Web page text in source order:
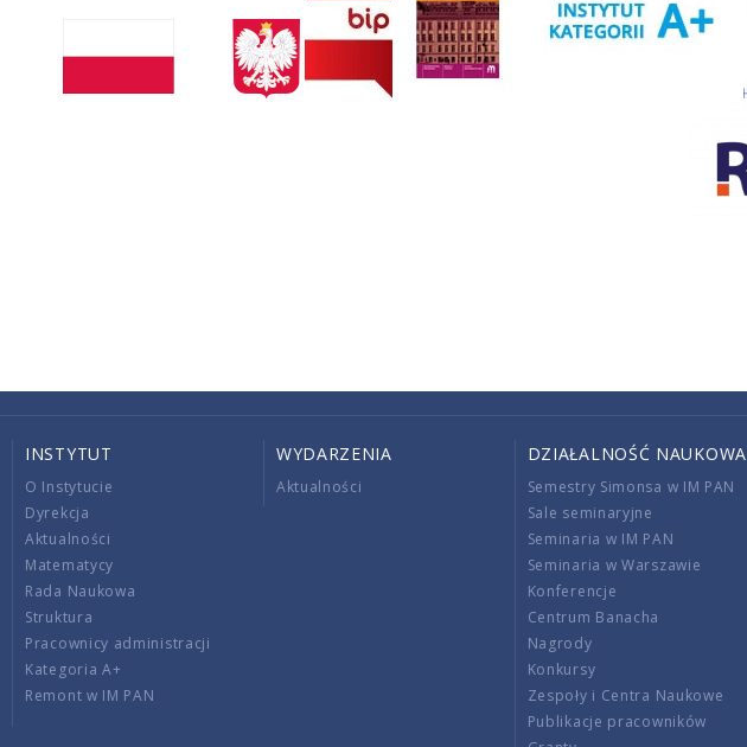
INSTYTUT
O Instytucie
Dyrekcja
Aktualności
Matematycy
Rada Naukowa
Struktura
Pracownicy administracji
Kategoria A+
Remont w IM PAN
WYDARZENIA
Aktualności
DZIAŁALNOŚĆ NAUKOWA
Semestry Simonsa w IM PAN
Sale seminaryjne
Seminaria w IM PAN
Seminaria w Warszawie
Konferencje
Centrum Banacha
Nagrody
Konkursy
Zespoły i Centra Naukowe
Publikacje pracowników